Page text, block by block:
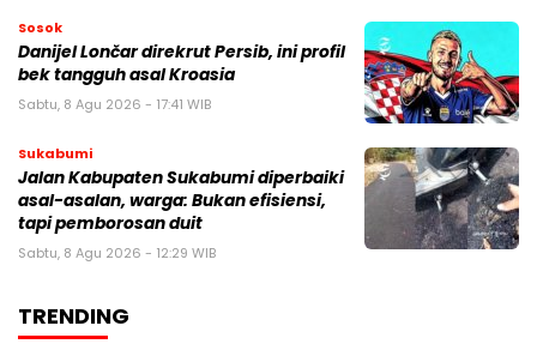
Sosok
Danijel Lončar direkrut Persib, ini profil
bek tangguh asal Kroasia
Sabtu, 8 Agu 2026 - 17:41 WIB
Sukabumi
Jalan Kabupaten Sukabumi diperbaiki
asal-asalan, warga: Bukan efisiensi,
tapi pemborosan duit
Sabtu, 8 Agu 2026 - 12:29 WIB
TRENDING